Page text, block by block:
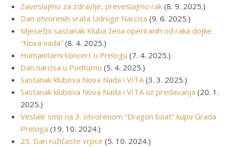
Zaveslajmo za zdravlje, preveslajmo rak (8. 9. 2025.)
Dan otvorenih vrata Udruge Narcisa (9. 6. 2025.)
Mjesečni sastanak Kluba žena operiranih od raka dojke
“Nova nada” (8. 4. 2025.)
Humanitarni koncert u Prelogu (7. 4. 2025.)
Dan narcisa u Podturnu (5. 4. 2025.)
Sastanak klubova Nova Nada i VITA (3. 3. 2025.)
Sastanak klubova Nova Nada i VITA uz predavanja (20. 1.
2025.)
Veslale smo na 3. otvorenom “Dragon boat” kupu Grada
Preloga (19. 10. 2024.)
25. Dan ružičaste vrpce (5. 10. 2024.)